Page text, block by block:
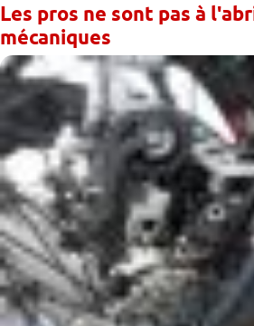
Les pros ne sont pas à
mécaniques